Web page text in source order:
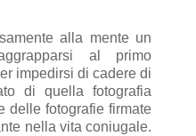
alla mente un
al primo
impedirsi di cadere di
di quella fotografia
delle fotografie firmate
nella vita coniugale.